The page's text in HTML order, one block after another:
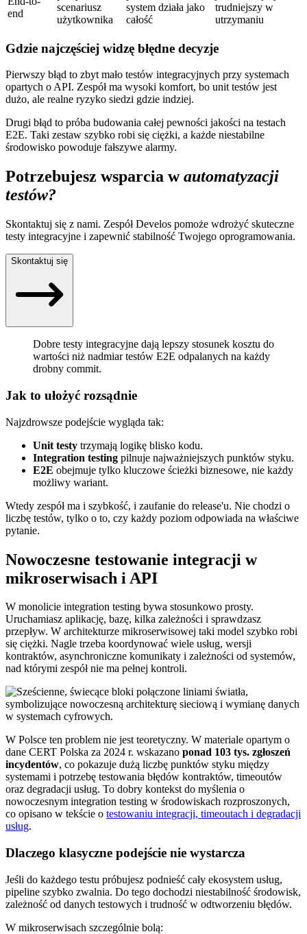
end
scenariusz
użytkownika
system działa jako
całość
trudniejszy w
utrzymaniu
Gdzie najczęściej widzę błędne decyzje
Pierwszy błąd to zbyt mało testów integracyjnych przy systemach
opartych o API. Zespół ma wysoki komfort, bo unit testów jest
dużo, ale realne ryzyko siedzi gdzie indziej.
Drugi błąd to próba budowania całej pewności jakości na testach
E2E. Taki zestaw szybko robi się ciężki, a każde niestabilne
środowisko powoduje fałszywe alarmy.
Potrzebujesz wsparcia wautomatyzacji
testów?
Skontaktuj się z nami. Zespół Develos pomoże wdrożyć skuteczne
testy integracyjne i zapewnić stabilność Twojego oprogramowania.
Skontaktuj się
Dobre testy integracyjne dają lepszy stosunek kosztu do
wartości niż nadmiar testów E2E odpalanych na każdy
drobny commit.
Jak to ułożyć rozsądnie
Najzdrowsze podejście wygląda tak:
Unit testy trzymają logikę blisko kodu.
Integration testing pilnuje najważniejszych punktów styku.
E2E obejmuje tylko kluczowe ścieżki biznesowe, nie każdy
możliwy wariant.
Wtedy zespół ma i szybkość, i zaufanie do release'u. Nie chodzi o
liczbę testów, tylko o to, czy każdy poziom odpowiada na właściwe
pytanie.
Nowoczesne testowanie integracji w
mikroserwisach i API
W monolicie integration testing bywa stosunkowo prosty.
Uruchamiasz aplikację, bazę, kilka zależności i sprawdzasz
przepływ. W architekturze mikroserwisowej taki model szybko robi
się ciężki. Nagle trzeba koordynować wiele usług, wersji
kontraktów, asynchroniczne komunikaty i zależności od systemów,
nad którymi zespół nie ma pełnej kontroli.
W Polsce ten problem nie jest teoretyczny. W materiale opartym o
dane CERT Polska za 2024 r. wskazano ponad 103 tys. zgłoszeń
incydentów, co pokazuje dużą liczbę punktów styku między
systemami i potrzebę testowania błędów kontraktów, timeoutów
oraz degradacji usług. To dobry kontekst do myślenia o
nowoczesnym integration testing w środowiskach rozproszonych,
co opisano w tekście o testowaniu integracji, timeoutach i degradacji
usług.
Dlaczego klasyczne podejście nie wystarcza
Jeśli do każdego testu próbujesz podnieść cały ekosystem usług,
pipeline szybko zwalnia. Do tego dochodzi niestabilność środowisk,
zależność od danych testowych i trudność w odtworzeniu błędów.
W mikroserwisach szczególnie bolą: